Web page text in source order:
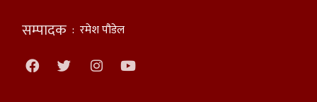
सम्पादक : रमेश पौडेल